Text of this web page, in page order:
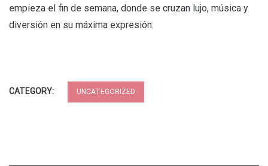
empieza el fin de semana, donde se cruzan lujo, música y
diversión en su máxima expresión.
CATEGORY: UNCATEGORIZED